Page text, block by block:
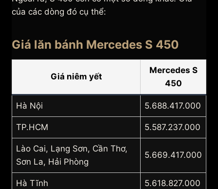
của các dòng đó cụ thể:
Giá lăn bánh Mercedes S 450
Giá niêm yết
Mercedes S
450
Hà Nội 5.688.417.000
TP.HCM 5.587.237.000
Lào Cai, Lạng Sơn, Cần Thơ,
Sơn La, Hải Phòng
5.669.417.000
Hà Tĩnh 5.618.827.000